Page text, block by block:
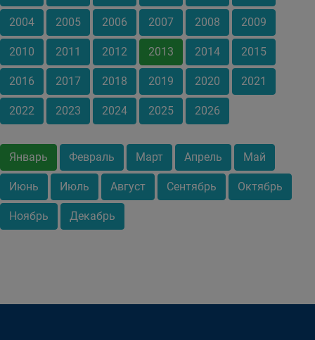
2004 2005 2006 2007 2008 2009
2010 2011 2012 2013 2014 2015
2016 2017 2018 2019 2020 2021
2022 2023 2024 2025 2026
Январь Февраль Март Апрель Май
Июнь Июль Август Сентябрь Октябрь
Ноябрь Декабрь